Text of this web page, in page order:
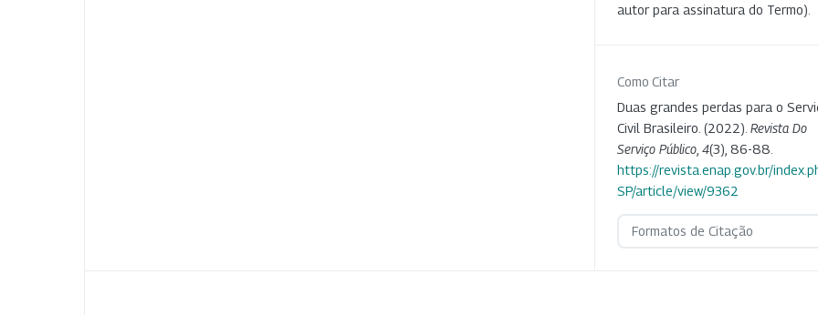
autor para assinatura do Termo).
Como Citar
Duas grandes perdas para o
Civil Brasileiro. (2022). Revista Do
Serviço Público 4(3), 86-88.
https://revista.enap.gov.br/
SP/article/view/9362
Formatos de Citação